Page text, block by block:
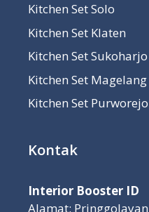
Kitchen Set Solo
Kitchen Set Klaten
Kitchen Set Sukoharjo
Kitchen Set Magelang
Kitchen Set Purworejo
Kontak
Interior Booster ID
Alamat: